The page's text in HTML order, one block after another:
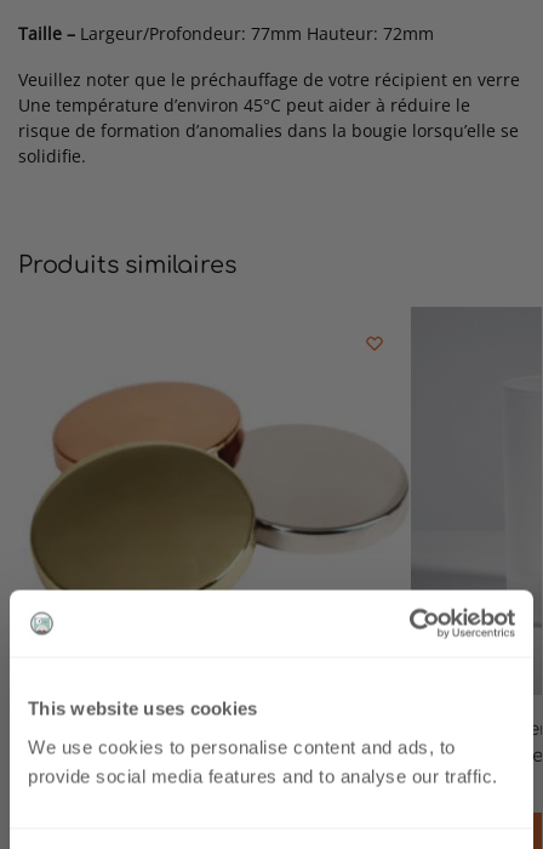
This website uses cookies
We use cookies to personalise content and ads, to
provide social media features and to analyse our traffic.
Taille – Largeur/Profondeur: 77mm Hauteur: 72mm
Veuillez noter que le préchauffage de votre récipient en verre
Une température d’environ 45°C peut aider à réduire le
risque de formation d’anomalies dans la bougie lorsqu’elle se
solidifie.
Produits similaires
€1.75
Bougie
Verre simple
€ 3.62 inc. TVA
-10 %Première